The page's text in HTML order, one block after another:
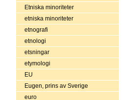
Etniska minoriteter
etniska minoriteter
etnografi
etnologi
etsningar
etymologi
EU
Eugen, prins av Sverige
euro